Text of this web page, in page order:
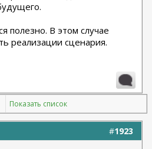
полезно. В этом случае
реализации сценария.
Показать список
#1923